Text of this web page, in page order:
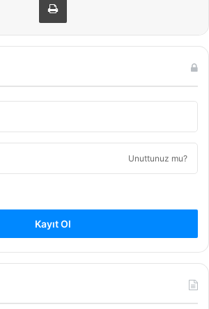
Unuttunuz mu?
Kayıt Ol